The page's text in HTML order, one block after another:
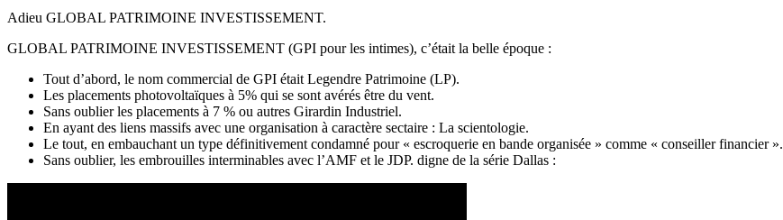
Adieu GLOBAL PATRIMOINE INVESTISSEMENT.
GLOBAL PATRIMOINE INVESTISSEMENT (GPI pour les intimes), c’était la belle époque :
Tout d’abord, le nom commercial de GPI était Legendre Patrimoine (LP).
Les placements photovoltaïques à 5% qui se sont avérés être du vent.
Sans oublier les placements à 7 % ou autres Girardin Industriel.
En ayant des liens massifs avec une organisation à caractère sectaire : La scientologie.
Le tout, en embauchant un type définitivement condamné pour « escroquerie en bande organisée » comme « conseiller financier ».
Sans oublier, les embrouilles interminables avec l’AMF et le JDP. digne de la série Dallas :